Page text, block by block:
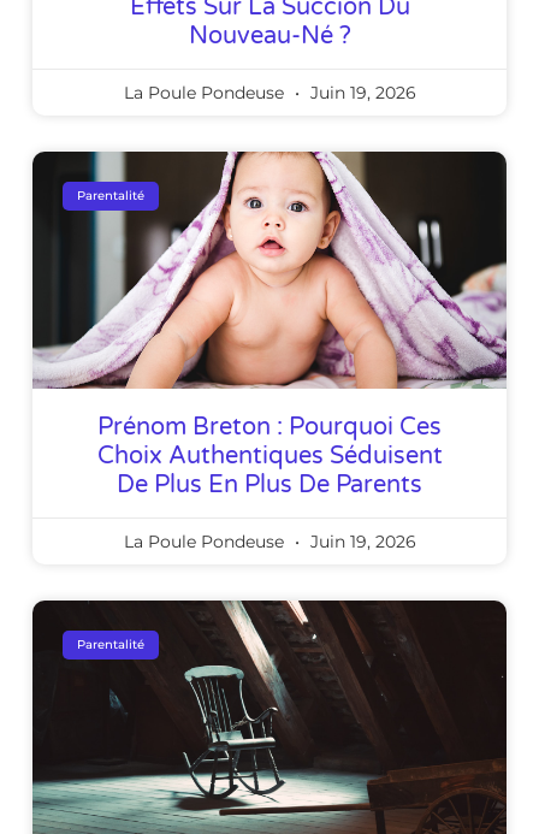
Effets Sur La Succion Du
Nouveau-Né ?
La Poule Pondeuse Juin 19, 2026
Parentalité
Prénom Breton : Pourquoi Ces
Choix Authentiques Séduisent
De Plus En Plus De Parents
La Poule Pondeuse Juin 19, 2026
Parentalité